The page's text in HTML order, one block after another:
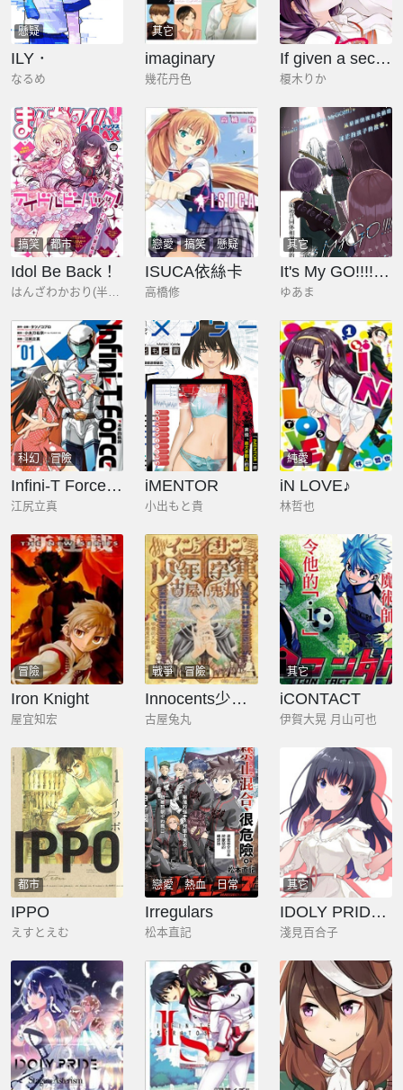
懸疑
ILY．
なるめ
其它
imaginary
幾花丹色
If given a second chance
榎木りか
搞笑 都市
Idol Be Back！
はんざわかおり(半澤香織)
戀愛 搞笑 懸疑
ISUCA依絲卡
高橋修
其它
It's My GO!!!!!雨素求晴
ゆあま
科幻 冒險
Infini-T Force未來的軌跡
江尻立真
iMENTOR
小出もと貴
純愛
iN LOVE♪
林哲也
冒險
Iron Knight
屋宜知宏
戰爭 冒險
Innocents少年十字軍
古屋兔丸
其它
iCONTACT
伊賀大晃 月山可也
都市
IPPO
えすとえむ
戀愛 熱血 日常
Irregulars
松本直記
其它
IDOLY PRIDE Beginning of Lodestar
淺見百合子